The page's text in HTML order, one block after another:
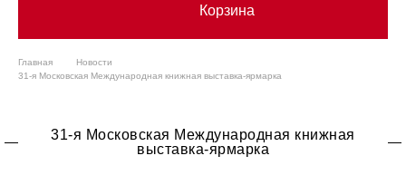
Корзина
Главная
Новости
31-я Московская Международная книжная выставка-ярмарка
31-я Московская Международная книжная
выставка-ярмарка